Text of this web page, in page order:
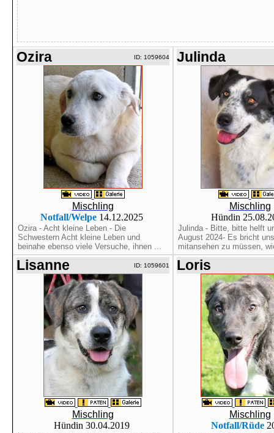
Ozira ID: 1059604
Mischling
Notfall/Welpe14.12.2025
Ozira - Acht kleine Leben - Die
Schwestern Acht kleine Leben und
beinahe ebenso viele Versuche, ihnen ...
Julinda
Mischling
Hündin
Julinda - Bitte, bitte helft
August 2024- Es bricht
mitansehen zu müssen,
Lisanne ID: 1059601
Mischling
Hündin 30.04.2019
Loris
Mischling
Notfall/Rüde